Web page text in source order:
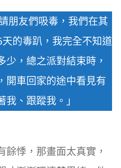
朋友們吸毒，我們在其
的毒趴，我完全不知道
少，總之派對結束時，
開車回家的途中看見有
、跟蹤我。」
餘悸，那畫面太真實，